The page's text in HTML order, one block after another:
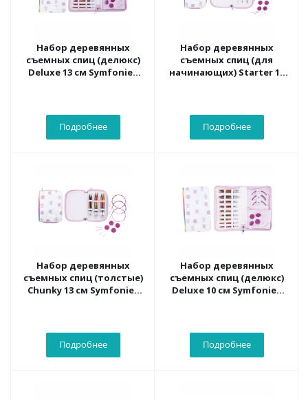
Набор деревянных
съемных спиц (делюкс)
Deluxe 13 см Symfonie2
Подробнее
Набор деревянных
съемных спиц (для
начинающих) Starter 13
Подробнее
Набор деревянных
съемных спиц (толстые)
Chunky 13 см Symfonie2
Подробнее
Набор деревянных
съемных спиц (делюкс)
Deluxe 10 см Symfonie2
Подробнее